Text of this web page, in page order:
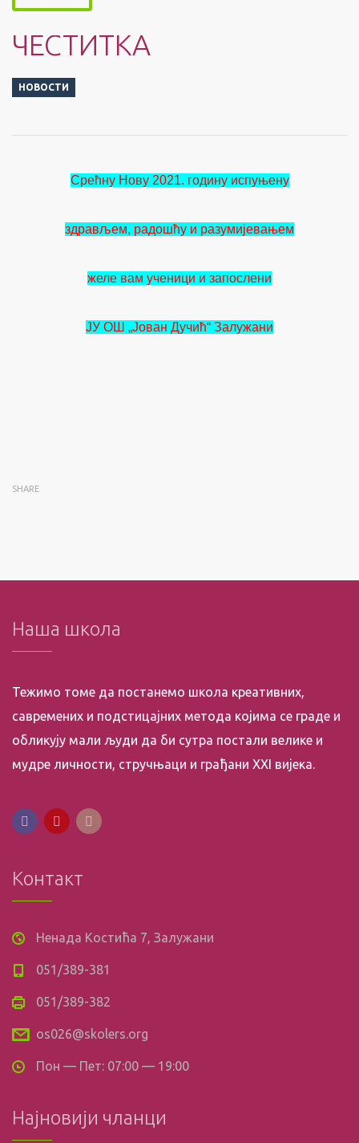
ЧЕСТИТКА
НОВОСТИ
Срећну Нову 2021. годину испуњену
здрављем, радошћу и разумијевањем
желе вам ученици и запослени
ЈУ ОШ „Јован Дучић“ Залужани
SHARE
Наша школа
Тежимо томе да постанемо школа креативних,
савремених и подстицајних метода којима се граде и
обликују мали људи да би сутра постали велике и
мудре личности, стручњаци и грађани XXI вијека.
Контакт
Ненада Костића 7, Залужани
051/389-381
051/389-382
os026@skolers.org
Пон — Пет: 07:00 — 19:00
Најновији чланци